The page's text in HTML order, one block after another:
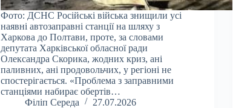
Фото: ДСНС Російські війська знищили усі
наявні автозаправні станції на шляху з
Харкова до Полтави, проте, за словами
депутата Харківської обласної ради
Олександра Скорика, жодних криз, ані
паливних, ані продовольчих, у регіоні не
спостерігається. «Проблема з заправними
станціями набирає обертів…
Філіп Середа
27.07.2026